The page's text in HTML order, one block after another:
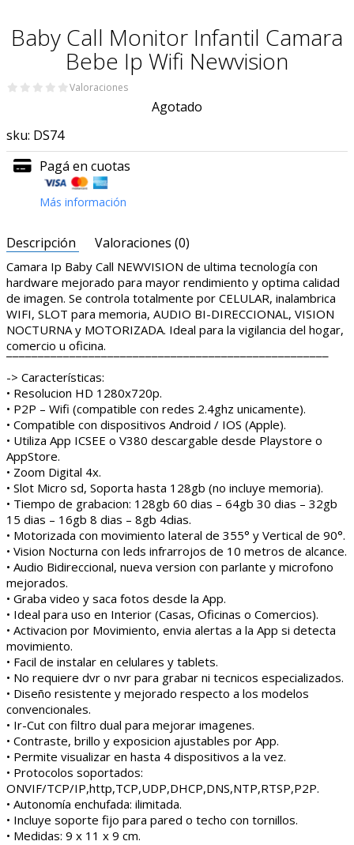
Baby Call Monitor Infantil Camara
Bebe Ip Wifi Newvision
Valoraciones
Agotado
sku: DS74
Pagá en cuotas
Más información
Descripción Valoraciones (0)
Camara Ip Baby Call NEWVISION de ultima tecnología con
hardware mejorado para mayor rendimiento y optima calidad
de imagen. Se controla totalmente por CELULAR, inalambrica
WIFI, SLOT para memoria, AUDIO BI-DIRECCIONAL, VISION
NOCTURNA y MOTORIZADA. Ideal para la vigilancia del hogar,
comercio u oficina.
¯¯¯¯¯¯¯¯¯¯¯¯¯¯¯¯¯¯¯¯¯¯¯¯¯¯¯¯¯¯¯¯¯¯¯¯¯¯¯¯¯¯¯¯¯¯¯¯¯¯¯
-> Características:
• Resolucion HD 1280x720p.
• P2P – Wifi (compatible con redes 2.4ghz unicamente).
• Compatible con dispositivos Android / IOS (Apple).
• Utiliza App ICSEE o V380 descargable desde Playstore o
AppStore.
• Zoom Digital 4x.
• Slot Micro sd, Soporta hasta 128gb (no incluye memoria).
• Tiempo de grabacion: 128gb 60 dias – 64gb 30 dias – 32gb
15 dias – 16gb 8 dias – 8gb 4dias.
• Motorizada con movimiento lateral de 355° y Vertical de 90°.
• Vision Nocturna con leds infrarrojos de 10 metros de alcance.
• Audio Bidireccional, nueva version con parlante y microfono
mejorados.
• Graba video y saca fotos desde la App.
• Ideal para uso en Interior (Casas, Oficinas o Comercios).
• Activacion por Movimiento, envia alertas a la App si detecta
movimiento.
• Facil de instalar en celulares y tablets.
• No requiere dvr o nvr para grabar ni tecnicos especializados.
• Diseño resistente y mejorado respecto a los modelos
convencionales.
• Ir-Cut con filtro dual para mejorar imagenes.
• Contraste, brillo y exposicion ajustables por App.
• Permite visualizar en hasta 4 dispositivos a la vez.
• Protocolos soportados:
ONVIF/TCP/IP,http,TCP,UDP,DHCP,DNS,NTP,RTSP,P2P.
• Autonomía enchufada: ilimitada.
• Incluye soporte fijo para pared o techo con tornillos.
• Medidas: 9 x 11 x 9 cm.